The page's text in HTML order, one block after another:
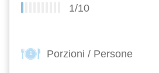
1/10
1 Porzioni / Persone